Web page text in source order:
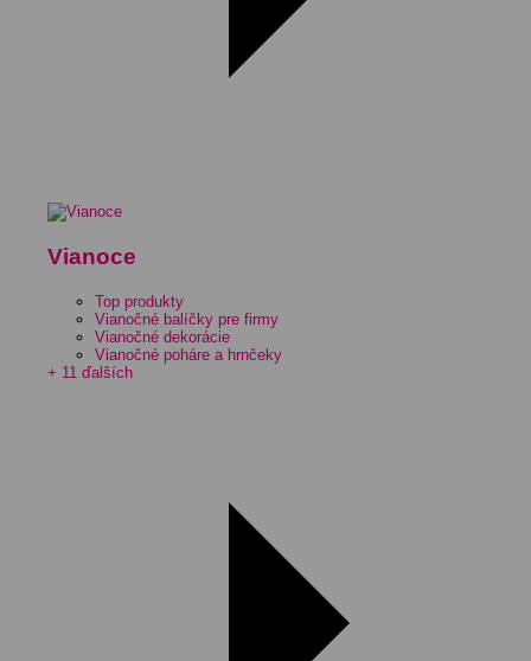
Vianoce
Top produkty
Vianočné balíčky pre firmy
Vianočné dekorácie
Vianočné poháre a hrnčeky
+ 11 ďalších